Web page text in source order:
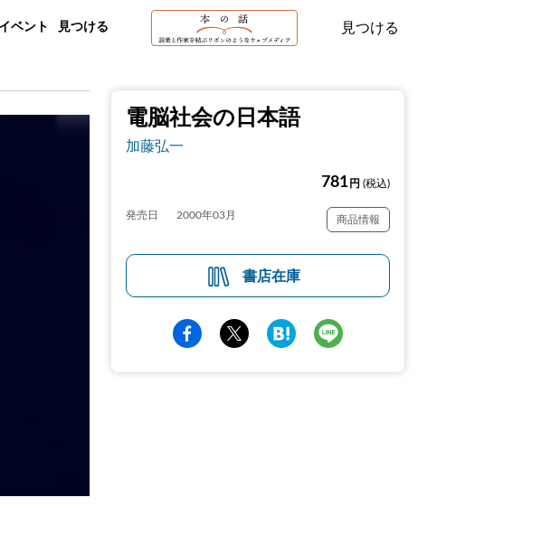
イベント 見つける 見つける
電脳社会の日本語
加藤弘一
781 円 (税込)
発売日 2000年03月 商品情報
書店在庫